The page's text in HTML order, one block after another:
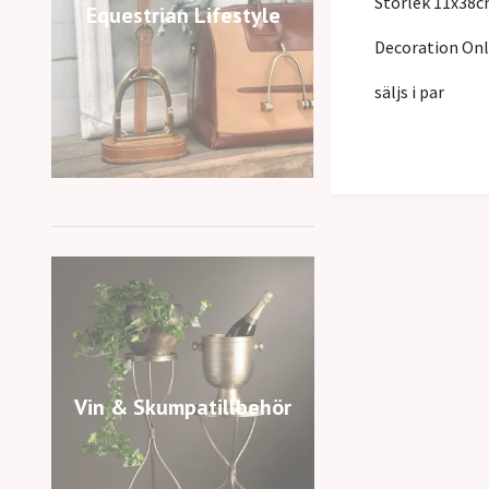
Equestrian Lifestyle
Vin & Skumpatillbehör
Decoration
säljs i par